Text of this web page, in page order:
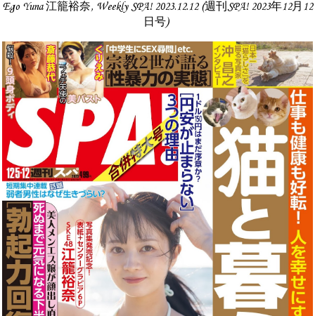
Ego Yuna 江籠裕奈, Weekly SPA! 2023.12.12 (週刊SPA! 2023年12月12
日号)